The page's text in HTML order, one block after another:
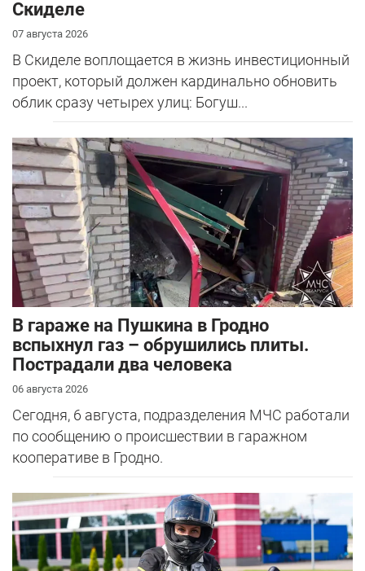
Скиделе
07 августа 2026
В Скиделе воплощается в жизнь инвестиционный
проект, который должен кардинально обновить
облик сразу четырех улиц: Богуш...
В гараже на Пушкина в Гродно
вспыхнул газ – обрушились плиты.
Пострадали два человека
06 августа 2026
Сегодня, 6 августа, подразделения МЧС работали
по сообщению о происшествии в гаражном
кооперативе в Гродно.